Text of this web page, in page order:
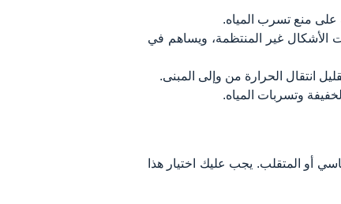
على منع تسرب المياه.
الأشكال غير المنتظمة، ويساهم في
انتقال الحرارة من وإلى المبنى.
وتسربات المياه.
أو المتقلب. يجب عليك اختيار هذا